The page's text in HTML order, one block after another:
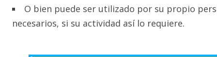
O bien puede ser utilizado por su propio
necesarios, si su actividad así lo requiere.